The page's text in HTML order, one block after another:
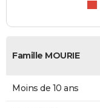
Famille MOURIE
Moins de 10 ans